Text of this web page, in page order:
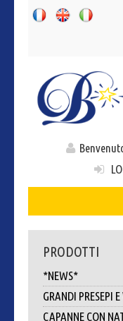
PRODOTTI
*NEWS*
GRANDI PRESEPI
CAPANNE CON